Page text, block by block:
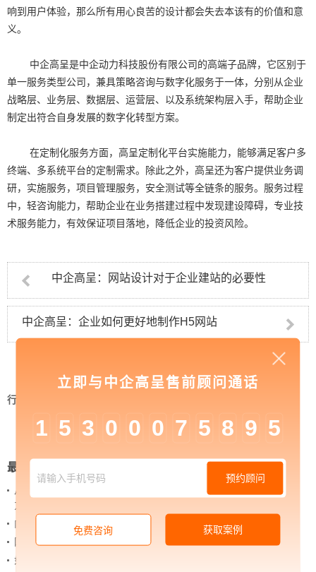
响到用户体验，那么所有用心良苦的设计都会失去本该有的价值和意
义。
中企高呈是中企动力科技股份有限公司的高端子品牌，它区别于
单一服务类型公司，兼具策略咨询与数字化服务于一体，分别从企业
战略层、业务层、数据层、运营层、以及系统架构层入手，帮助企业
制定出符合自身发展的数字化转型方案。
在定制化服务方面，高呈定制化平台实施能力，能够满足客户多
终端、多系统平台的定制需求。除此之外，高呈还为客户提供业务调
研，实施服务，项目管理服务，安全测试等全链条的服务。服务过程
中，轻咨询能力，帮助企业在业务搭建过程中发现建设障碍，专业技
术服务能力，有效保证项目落地，降低企业的投资风险。
中企高呈：网站设计对于企业建站的必要性
中企高呈：企业如何更好地制作H5网站
行业资讯
最新新闻
从 “黑神话：悟空” 的成功，看企业网站如何撬动品牌
力量
内容管理：媒体资讯网站搭建的隐藏大BOSS
网站进化的终极形态，你了解吗？
如何借助设计服务打造超级品牌？
立即与中企高呈售前顾问通话
1 5 3 0 0 0 7 5 8 9 5
预约顾问
免费咨询 获取案例